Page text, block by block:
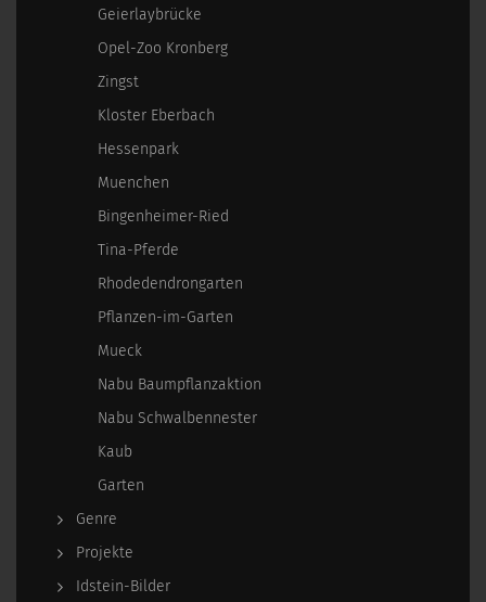
Geierlaybrücke
Opel-Zoo Kronberg
Zingst
Kloster Eberbach
Hessenpark
Muenchen
Bingenheimer-Ried
Tina-Pferde
Rhodedendrongarten
Pflanzen-im-Garten
Mueck
Nabu Baumpflanzaktion
Nabu Schwalbennester
Kaub
Garten
Genre
Projekte
Idstein-Bilder